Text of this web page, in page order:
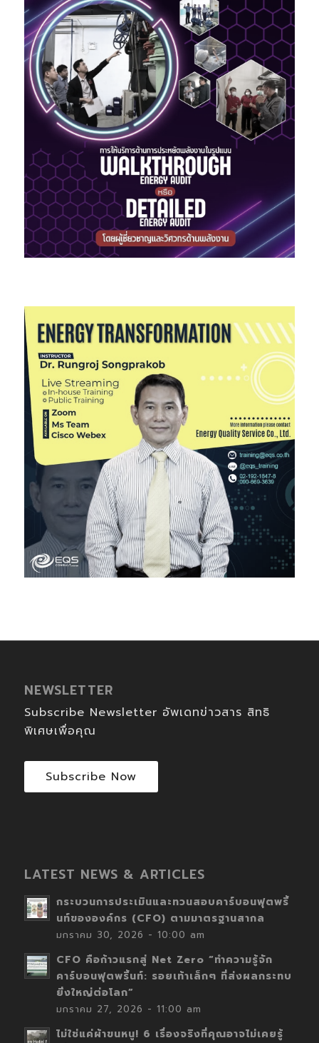
NEWSLETTER
Subscribe Newsletter อัพเดทข่าวสาร สิทธิ
พิเศษเพื่อคุณ
Subscribe Now
LATEST NEWS & ARTICLES
กระบวนการประเมินและทวนสอบคาร์บอนฟุตพริ้
นท์ขององค์กร (CFO) ตามมาตรฐานสากล
มกราคม 30, 2026 - 10:00 am
CFO คือก้าวแรกสู่ Net Zero “ทำความรู้จัก
คาร์บอนฟุตพริ้นท์: รอยเท้าเล็กๆ ที่ส่งผลกระทบ
ยิ่งใหญ่ต่อโลก”
มกราคม 27, 2026 - 11:00 am
ไม่ใช่แค่ผ้าขนหนู! 6 เรื่องจริงที่คุณอาจไม่เคยรู้